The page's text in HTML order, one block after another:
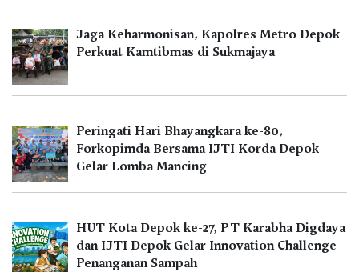
Jaga Keharmonisan, Kapolres Metro Depok
Perkuat Kamtibmas di Sukmajaya
Peringati Hari Bhayangkara ke-80,
Forkopimda Bersama IJTI Korda Depok
Gelar Lomba Mancing
HUT Kota Depok ke-27, PT Karabha Digdaya
dan IJTI Depok Gelar Innovation Challenge
Penanganan Sampah